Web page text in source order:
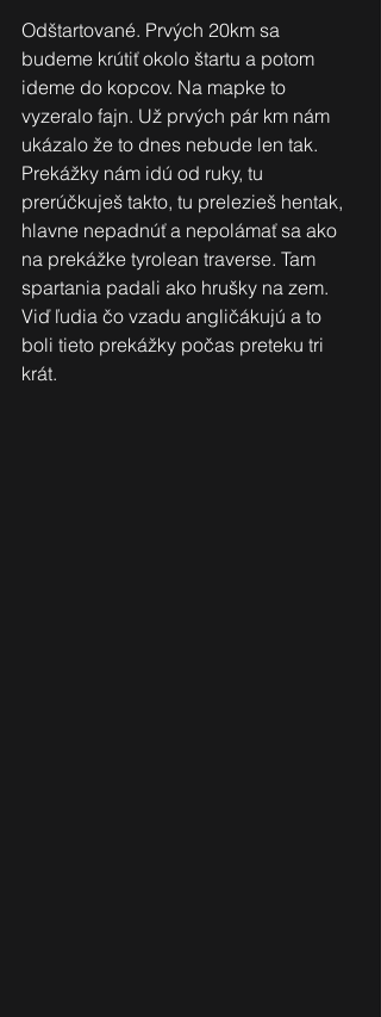
Odštartované. Prvých 20km sa
budeme krútiť okolo štartu a potom
ideme do kopcov. Na mapke to
vyzeralo fajn. Už prvých pár km nám
ukázalo že to dnes nebude len tak.
Prekážky nám idú od ruky, tu
prerúčkuješ takto, tu prelezieš hentak,
hlavne nepadnúť a nepolámať sa ako
na prekážke tyrolean traverse. Tam
spartania padali ako hrušky na zem.
Viď ľudia čo vzadu angličákujú a to
boli tieto prekážky počas preteku tri
krát.